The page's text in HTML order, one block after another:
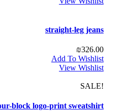
straight-leg jeans
₪326.00
Add To Wishlist
View Wishlist
!SALE
block logo-print sweatshirt